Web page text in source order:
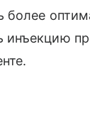
более
инъекцию